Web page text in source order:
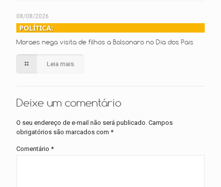
08/08/2026
POLÍTICA:
Moraes nega visita de filhos a Bolsonaro no Dia dos Pais
Leia mais
Deixe um comentário
O seu endereço de e-mail não será publicado. Campos
obrigatórios são marcados com *
Comentário *